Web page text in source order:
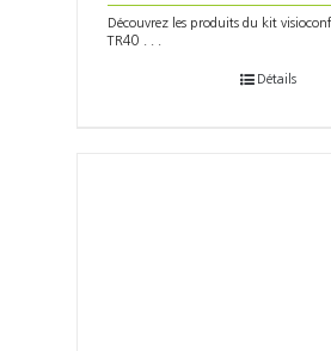
Découvrez les produits du kit
TR40 . . .
Détails